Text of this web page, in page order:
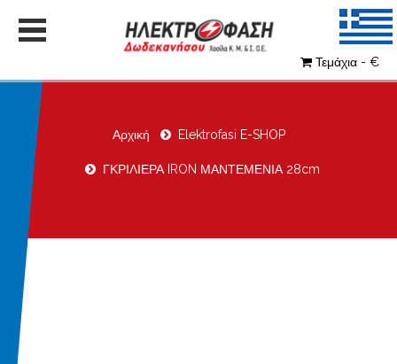
Τεμάχια - €
Αρχική Elektrofasi E-SHOP
ΓΚΡΙΛΙΕΡΑ IRON ΜΑΝΤΕΜΕΝΙΑ 28cm